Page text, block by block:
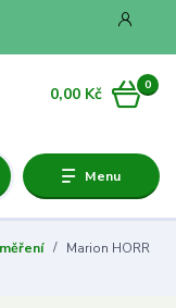
Menu
0
0,00 Kč
Marion HORR